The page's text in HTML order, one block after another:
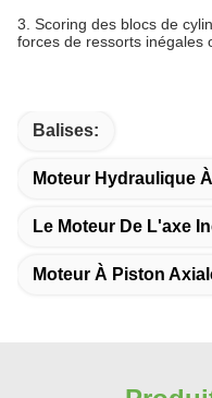
3. Scoring des blocs de
forces de ressorts inégales
Balises:
Moteur Hydraulique
Le Moteur De L'axe
Moteur À Piston